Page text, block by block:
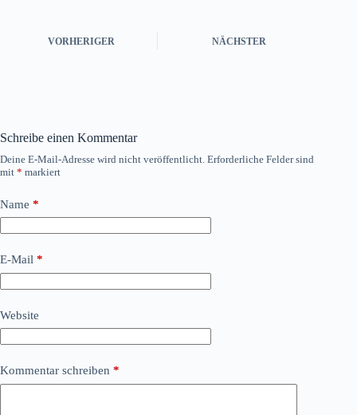
VORHERIGER NÄCHSTER
Schreibe einen Kommentar
Deine E-Mail-Adresse wird nicht veröffentlicht. Erforderliche Felder sind
mit * markiert
Name *
E-Mail *
Website
Kommentar schreiben *